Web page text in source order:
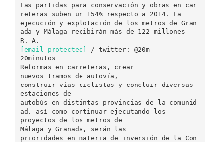
Las partidas para conservación y obras en car
reteras suben un 154% respecto a 2014. La
ejecución y explotación de los metros de Gran
ada y Málaga recibirán más de 122 millones
[email protected]
/ twitter: @20m
20minutos
Reformas en carreteras, crear
nuevos tramos de autovía,
construir vías ciclistas y concluir diversas
estaciones de
autobús en distintas provincias de la comunid
ad, así como continuar ejecutando los
proyectos de los metros de
Málaga y Granada, serán las
prioridades en materia de inversión de la Con